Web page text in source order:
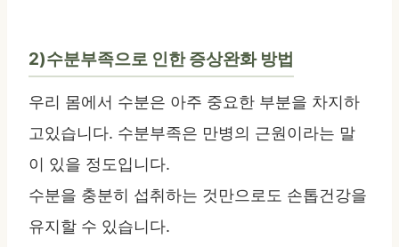
2)수분부족으로 인한 증상완화 방법
우리 몸에서 수분은 아주 중요한 부분을 차지하
고있습니다. 수분부족은 만병의 근원이라는 말
이 있을 정도입니다.
수분을 충분히 섭취하는 것만으로도 손톱건강을
유지할 수 있습니다.